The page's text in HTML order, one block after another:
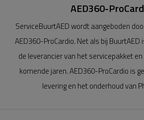
AED360-
ServiceBuurtAED wordt aangeboden
AED360-ProCardio. Net als bij BuurtAED
de leverancier van het servicepakket
komende jaren. AED360-ProCardio is
levering en het onderhoud van